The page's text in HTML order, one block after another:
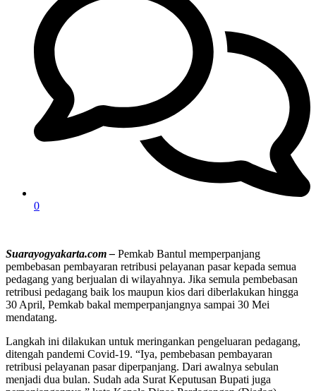
0
Suarayogyakarta.com – Pemkab Bantul memperpanjang
pembebasan pembayaran retribusi pelayanan pasar kepada semua
pedagang yang berjualan di wilayahnya. Jika semula pembebasan
retribusi pedagang baik los maupun kios dari diberlakukan hingga
30 April, Pemkab bakal memperpanjangnya sampai 30 Mei
mendatang.
Langkah ini dilakukan untuk meringankan pengeluaran pedagang,
ditengah pandemi Covid-19. “Iya, pembebasan pembayaran
retribusi pelayanan pasar diperpanjang. Dari awalnya sebulan
menjadi dua bulan. Sudah ada Surat Keputusan Bupati juga